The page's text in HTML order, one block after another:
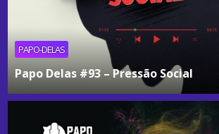
PAPO-DELAS
Papo Delas #93 – Pressão Social